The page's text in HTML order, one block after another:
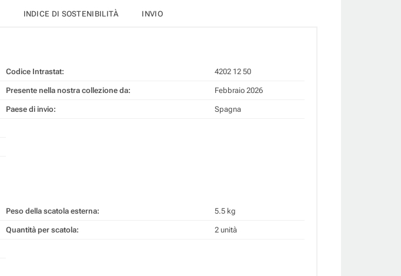
INDICE DI SOSTENIBILITÀ INVIO
Codice Intrastat: 4202 12 50
Presente nella nostra collezione da: Febbraio 2026
Paese di invio: Spagna
Peso della scatola esterna: 5.5 kg
Quantità per scatola: 2 unità